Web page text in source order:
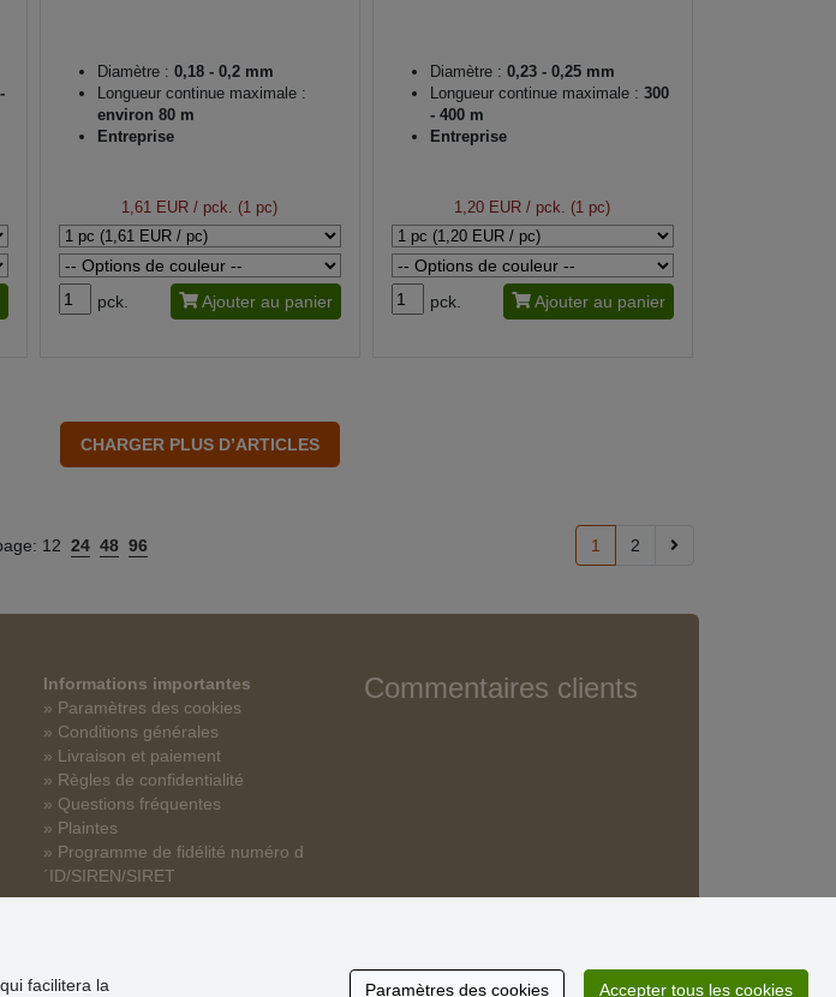
Diamètre : 0,18 - 0,2 mm
Longueur continue maximale :
environ 80 m
Entreprise
1,61 EUR / pck. (1 pc)
pck. Ajouter au panier
Diamètre : 0,23 - 0,25 mm
Longueur continue maximale : 300
- 400 m
Entreprise
1,20 EUR / pck. (1 pc)
pck. Ajouter au panier
12 24 48 96 1 2
Informations importantes
» Paramètres des cookies
» Conditions générales
» Livraison et paiement
» Règles de confidentialité
» Questions fréquentes
» Plaintes
» Programme de fidélité numéro d
´ID/SIREN/SIRET
Commentaires clients
facilitera la Paramètres des cookies Accepter tous les cookies